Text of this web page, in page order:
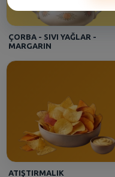
BARAN -
Sütaş Süt % 3.5
Asena -
Efe - [Kartal
İçim Süt Tam
ÇORBA - SIVI YAĞLAR -
MARGARIN
ATIŞTIRMALIK